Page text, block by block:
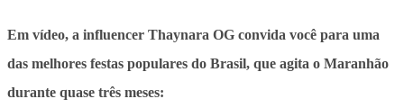
Em vídeo, a influencer Thaynara OG convida você para uma
das melhores festas populares do Brasil, que agita o Maranhão
durante quase três meses: